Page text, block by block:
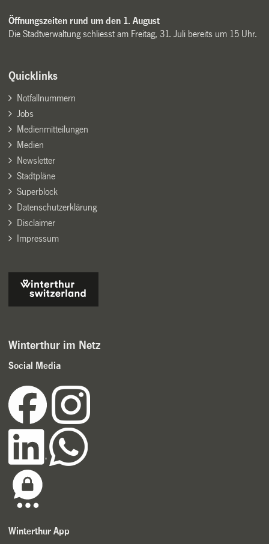
Öffnungszeiten rund um den 1. August
Die Stadtverwaltung schliesst am Freitag, 31. Juli bereits um 15 Uhr.
Quicklinks
Notfallnummern
Jobs
Medienmitteilungen
Medien
Newsletter
Stadtpläne
Superblock
Datenschutzerklärung
Disclaimer
Impressum
Winterthur im Netz
Social Media
Winterthur App